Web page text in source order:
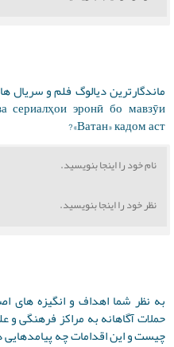
ماندگارترین دیالوگ فلم و سریال
сериалҳои эронӣ бо мавзӯи
«Ватан» кадом аст?
به نظر شما اهداف و انگیزه های
حملات آگاهانه به مراکز فرهنگی و
چیست و این اقدامات چه پیامدهایی